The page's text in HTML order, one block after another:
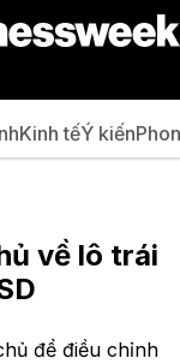
Kinh tếÝ kiến
về lô trái
để điều chỉnh